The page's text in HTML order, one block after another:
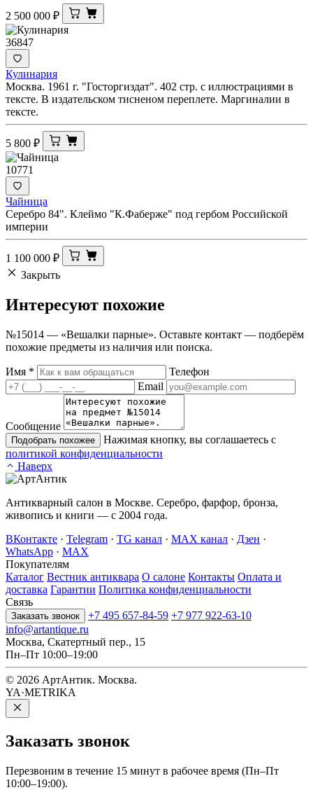
2 500 000 ₽
36847
Кулинария
Москва. 1961 г. "Госторгиздат". 402 стр. с иллюстрациями в
тексте. В издательском тисненом переплете. Маргиналии в
тексте.
5 800 ₽
10771
Чайница
Серебро 84". Клеймо "К.Фаберже" под гербом Российской
империи
1 100 000 ₽
Закрыть
Интересуют похожие
№15014 — «Вешалки парные». Оставьте контакт — подберём
похожие предметы из наличия или поиска.
Имя *
Телефон
Email
Сообщение
Подобрать похожее
Нажимая кнопку, вы соглашаетесь с
политикой конфиденциальности
Наверх
Антикварный салон в Москве. Серебро, фарфор, бронза,
живопись и книги — с 2004 года.
ВКонтакте · Telegram · TG канал · MAX канал · Дзен ·
WhatsApp · MAX
Покупателям
Каталог Вестник антиквара О салоне Контакты Оплата и
доставка Гарантии Политика конфиденциальности
Связь
Заказать звонок +7 495 657-84-59 +7 977 922-63-10
info@artantique.ru
Москва, Скатертный пер., 15
Пн–Пт 10:00–19:00
© 2026 АртАнтик. Москва.
YA·METRIKA
Заказать звонок
Перезвоним в течение 15 минут в рабочее время (Пн–Пт
10:00–19:00).